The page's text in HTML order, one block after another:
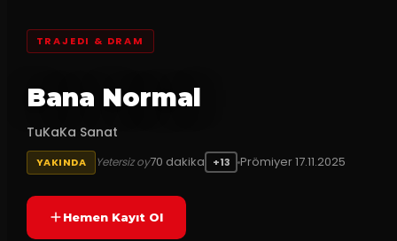
TRAJEDI & DRAM
Bana Normal
TuKaKa Sanat
YAKINDA Yetersiz oy70 dakika +13 Prömiyer17.11.2025
Hemen Kayıt Ol